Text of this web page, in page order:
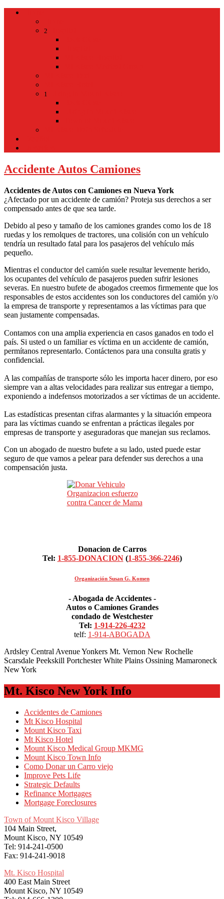
2
1
Accidente Autos Camiones
Accidentes de Autos con Camiones en Nueva York
¿Afectado por un accidente de camión? Proteja sus derechos a ser
compensado antes de que sea tarde.
Debido al peso y tamaño de los camiones grandes como los de 18
ruedas y los remolques de tractores, una colisión con un vehículo
tendría un resultado fatal para los pasajeros del vehículo más
pequeño.
Mientras el conductor del camión suele resultar levemente herido,
los ocupantes del vehículo de pasajeros pueden sufrir lesiones
severas. En nuestro bufete de abogados creemos firmemente que los
responsables de estos accidentes son los conductores del camión y/o
la empresa de transporte y representamos a las víctimas para que
sean justamente compensadas.
Contamos con una amplia experiencia en casos ganados en todo el
país. Si usted o un familiar es víctima en un accidente de camión,
permítanos representarlo. Contáctenos para una consulta gratis y
confidencial.
A las compañías de transporte sólo les importa hacer dinero, por eso
siempre van a altas velocidades para realizar sus entregar a tiempo,
exponiendo a indefensos motorizados a ser víctimas de un accidente.
Las estadísticas presentan cifras alarmantes y la situación empeora
para las víctimas cuando se enfrentan a prácticas ilegales por
empresas de transporte y aseguradoras que manejan sus reclamos.
Con un abogado de nuestro bufete a su lado, usted puede estar
seguro de que vamos a pelear para defender sus derechos a una
compensación justa.
Donacion de Carros
Tel: 1-855-DONACION(1-855-366-2246)
Organización Susan G. Komen
- Abogada de Accidentes -
Autos o Camiones Grandes
condado de Westchester
Tel: 1-914-226-4232
telf: 1-914-ABOGADA
Ardsley Central Avenue Yonkers Mt. Vernon New Rochelle
Scarsdale Peekskill Portchester White Plains Ossining Mamaroneck
New York
Mt. Kisco New York Info
Accidentes de Camiones
Mt Kisco Hospital
Mount Kisco Taxi
Mt Kisco Hotel
Mount Kisco Medical Group MKMG
Mount Kisco Town Info
Como Donar un Carro viejo
Improve Pets Life
Strategic Defaults
Refinance Mortgages
Mortgage Foreclosures
Town of Mount Kisco Village
104 Main Street,
Mount Kisco, NY 10549
Tel: 914-241-0500
Fax: 914-241-9018
Mt. Kisco Hospital
400 East Main Street
Mount Kisco, NY 10549